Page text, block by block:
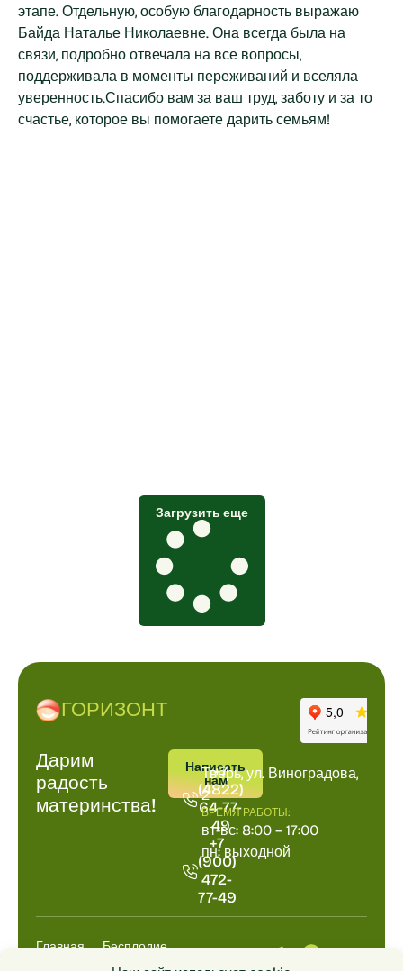
этапе. Отдельную, особую благодарность выражаю
Байда Наталье Николаевне. Она всегда была на
связи, подробно отвечала на все вопросы,
поддерживала в моменты переживаний и вселяла
уверенность.Спасибо вам за ваш труд, заботу и за то
счастье, которое вы помогаете дарить семьям!
Загрузить еще
ГОРИЗОНТ
Дарим
радость
материнства!
Написать
нам
+7
(4822)
64-77-
49
+7
(900)
472-
77-49
Тверь, ул. Виноградова,
2
ВРЕМЯ РАБОТЫ:
вт-вс: 8:00 – 17:00
пн: выходной
Главная
Бесплодие